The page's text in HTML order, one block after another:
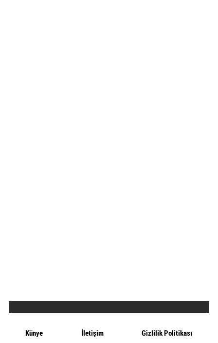
Künye İletişim Gizlilik Politikası